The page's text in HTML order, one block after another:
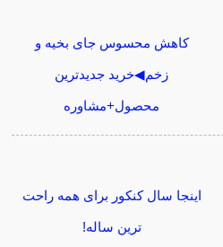
کاهش محسوس جای بخیه و
زخم◀خرید جدیدترین
محصول+مشاوره
اینجا سال کنکور برای همه راحت
ترین ساله!